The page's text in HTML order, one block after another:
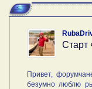
Старт
Привет,
безумно люблю